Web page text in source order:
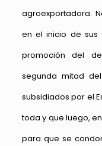
agroexportadora.
en el inicio de sus
promoción del
segunda mitad
subsidiados por el
toda y que luego,
para que se